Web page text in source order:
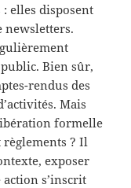
: elles disposent
newsletters.
Bien sûr,
rendus des
Mais
formelle
? Il
exposer
s’inscrit